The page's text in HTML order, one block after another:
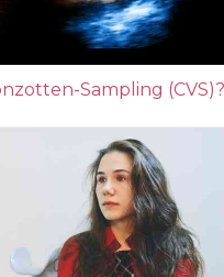
Sampling (CVS)?